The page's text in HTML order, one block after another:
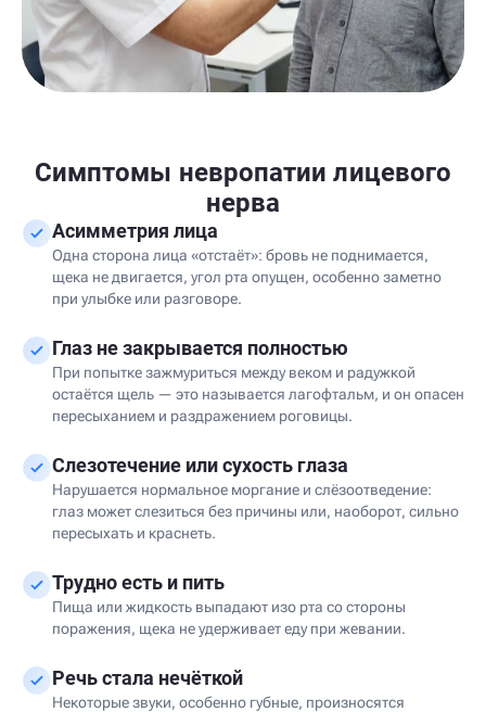
Симптомы невропатии лицевого
нерва
Асимметрия лица
Одна сторона лица «отстаёт»: бровь не поднимается,
щека не двигается, угол рта опущен, особенно заметно
при улыбке или разговоре.
Глаз не закрывается полностью
При попытке зажмуриться между веком и радужкой
остаётся щель — это называется лагофтальм, и он опасен
пересыханием и раздражением роговицы.
Слезотечение или сухость глаза
Нарушается нормальное моргание и слёзоотведение:
глаз может слезиться без причины или, наоборот, сильно
пересыхать и краснеть.
Трудно есть и пить
Пища или жидкость выпадают изо рта со стороны
поражения, щека не удерживает еду при жевании.
Речь стала нечёткой
Некоторые звуки, особенно губные, произносятся